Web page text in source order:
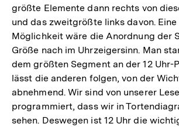
größte Elemente dann rechts von
und das zweitgrößte links davon. Eine
Möglichkeit wäre die Anordnung der
Größe nach im Uhrzeigersinn. Man
dem größten Segment an der 12 Uhr-
lässt die anderen folgen, von der
abnehmend. Wir sind von unserer
programmiert, dass wir in
sehen. Deswegen ist 12 Uhr die